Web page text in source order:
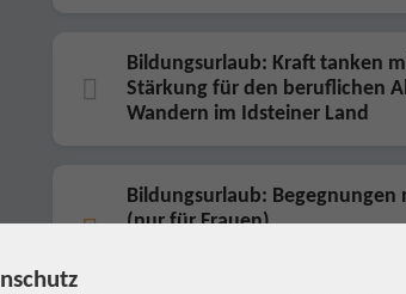
Bildungsurlaub: Kraft tanken
Stärkung für den beruflichen
Wandern im Idsteiner Land
Bildungsurlaub:
(nur für Frauen)